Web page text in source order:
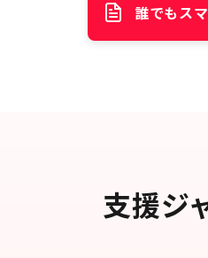
誰でもス
支援ジ